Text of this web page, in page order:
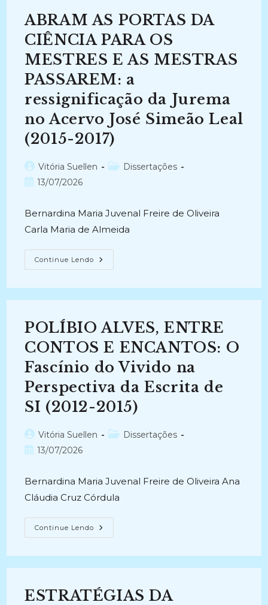
INFORMAÇAO
E
MEMÓRIA:
Militância
Social
Na
(2017-
2019)
ABRAM AS PORTAS DA
CIÊNCIA PARA OS
MESTRES E AS MESTRAS
PASSAREM: a
ressignificação da Jurema
no Acervo José Simeão Leal
(2015-2017)
Autor
do
Vitória Suellen
Categoria
Dissertações
Post13/07/2026
Bernardina Maria Juvenal Freire de Oliveira
Carla Maria de Almeida
Continue Lendo ABRAM
AS
PARA
E
AS
MESTRAS
PASSAREM:
A
Ressignificação
Jurema
No
Acervo
José
Leal
(2015-
POLÍBIO ALVES, ENTRE
CONTOS E ENCANTOS: O
Fascínio do Vivido na
Perspectiva da Escrita de
SI (2012-2015)
Autor
do
Vitória Suellen
Categoria
Dissertações
Post13/07/2026
Bernardina Maria Juvenal Freire de Oliveira Ana
Cláudia Cruz Córdula
Continue Lendo POLÍBIO
ALVES,
ENCANTOS:
Fascínio
Do
ESTRATÉGIAS DA